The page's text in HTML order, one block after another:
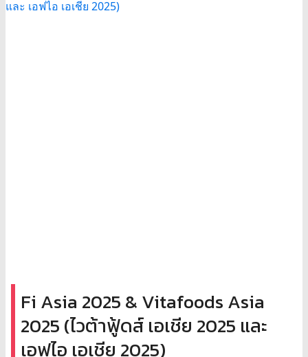
Fi Asia 2025 & Vitafoods Asia
2025 (ไวต้าฟู้ดส์ เอเชีย 2025 และ
เอฟไอ เอเชีย 2025)